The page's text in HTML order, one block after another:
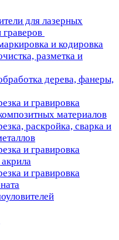
для лазерных
граверов
и кодировка
разметка и
дерева, фанеры,
и гравировка
материалов
раскройка, сварка и
и гравировка
и гравировка